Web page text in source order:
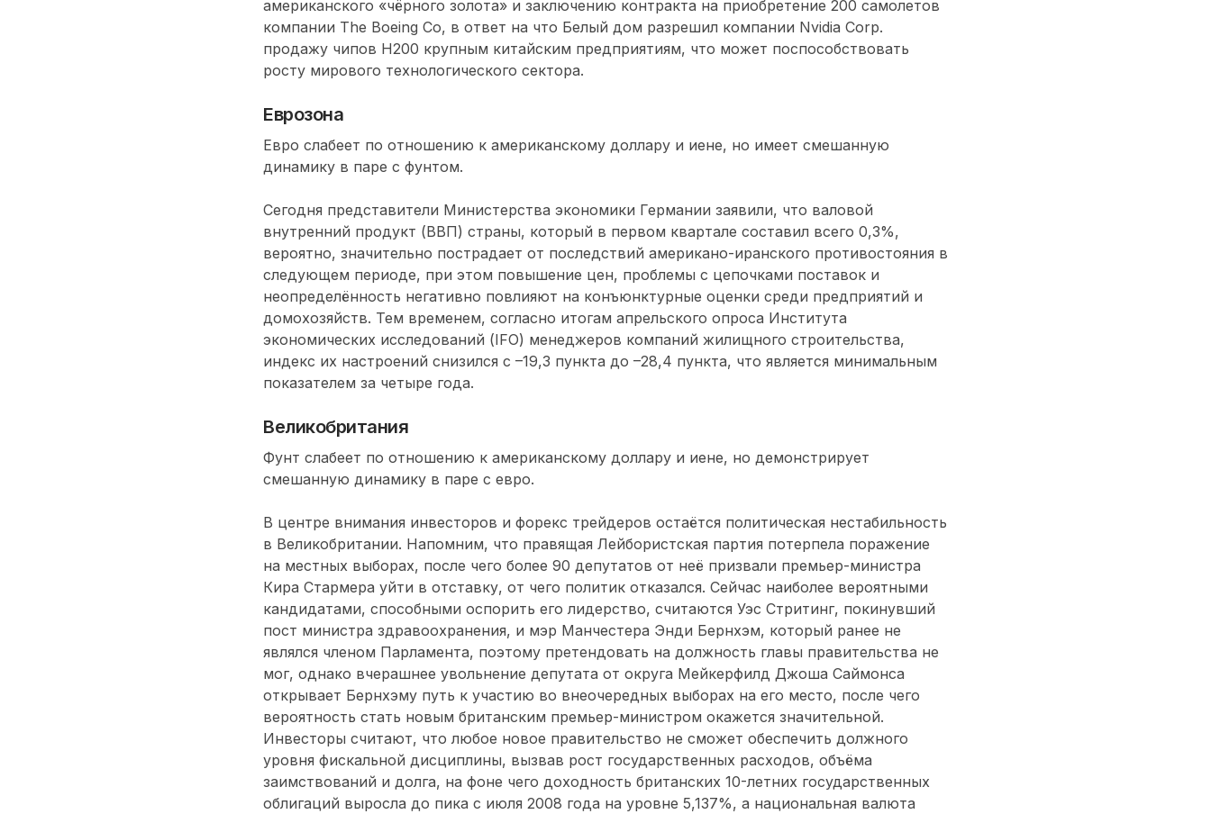
американского «чёрного золота» и заключению контракта на приобретение 200 самолетов
компании The Boeing Co, в ответ на что Белый дом разрешил компании Nvidia Corp.
продажу чипов H200 крупным китайским предприятиям, что может поспособствовать
росту мирового технологического сектора.
Еврозона
Евро слабеет по отношению к американскому доллару и иене, но имеет смешанную
динамику в паре с фунтом.
Сегодня представители Министерства экономики Германии заявили, что валовой
внутренний продукт (ВВП) страны, который в первом квартале составил всего 0,3%,
вероятно, значительно пострадает от последствий американо-иранского противостояния в
следующем периоде, при этом повышение цен, проблемы с цепочками поставок и
неопределённость негативно повлияют на конъюнктурные оценки среди предприятий и
домохозяйств. Тем временем, согласно итогам апрельского опроса Института
экономических исследований (IFO) менеджеров компаний жилищного строительства,
индекс их настроений снизился с –19,3 пункта до –28,4 пункта, что является минимальным
показателем за четыре года.
Великобритания
Фунт слабеет по отношению к американскому доллару и иене, но демонстрирует
смешанную динамику в паре с евро.
В центре внимания инвесторов и форекс трейдеров остаётся политическая нестабильность
в Великобритании. Напомним, что правящая Лейбористская партия потерпела поражение
на местных выборах, после чего более 90 депутатов от неё призвали премьер-министра
Кира Стармера уйти в отставку, от чего политик отказался. Сейчас наиболее вероятными
кандидатами, способными оспорить его лидерство, считаются Уэс Стритинг, покинувший
пост министра здравоохранения, и мэр Манчестера Энди Бернхэм, который ранее не
являлся членом Парламента, поэтому претендовать на должность главы правительства не
мог, однако вчерашнее увольнение депутата от округа Мейкерфилд Джоша Саймонса
открывает Бернхэму путь к участию во внеочередных выборах на его место, после чего
вероятность стать новым британским премьер-министром окажется значительной.
Инвесторы считают, что любое новое правительство не сможет обеспечить должного
уровня фискальной дисциплины, вызвав рост государственных расходов, объёма
заимствований и долга, на фоне чего доходность британских 10-летних государственных
облигаций выросла до пика с июля 2008 года на уровне 5,137%, а национальная валюта